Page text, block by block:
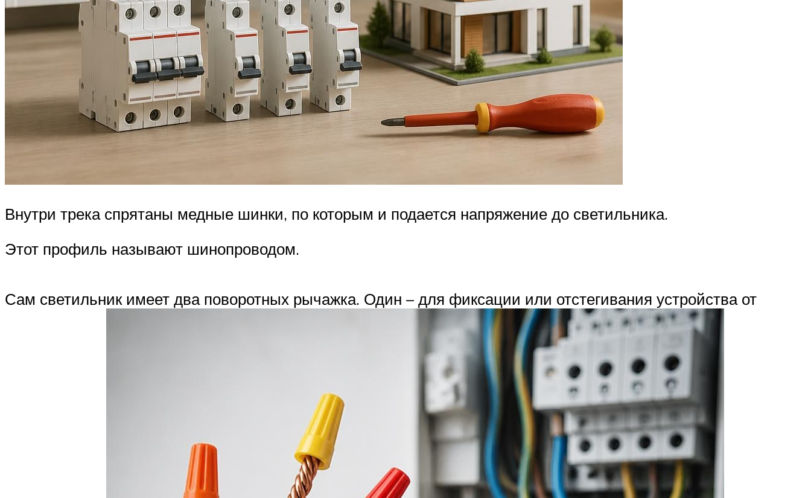
Внутри трека спрятаны медные шинки, по которым и подается напряжение до светильника.
Этот профиль называют шинопроводом.
Сам светильник имеет два поворотных рычажка. Один – для фиксации или отстегивания устройства от